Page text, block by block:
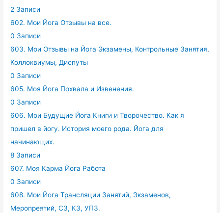
2 Записи
602. Мои Йога Отзывы на все.
0 Записи
603. Мои Отзывы на Йога Экзамены, Контрольные Занятия,
Коллоквиумы, Диспуты
0 Записи
605. Моя Йога Похвала и Извенения.
0 Записи
606. Мои Будущие Йога Книги и Творочество. Как я
пришел в йогу. История моего рода. Йога для
начинающих.
8 Записи
607. Моя Карма Йога Работа
0 Записи
608. Мои Йога Трансляции Занятий, Экзаменов,
Меропреятий, СЗ, КЗ, УПЗ.